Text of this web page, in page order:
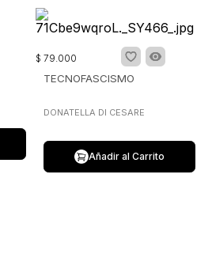
$ 79.000
TECNOFASCISMO
DONATELLA DI CESARE
Añadir al Carrito